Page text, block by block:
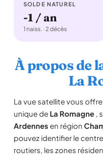
SOLDE NATUREL
-1 / an
1 naiss. · 2 décès
À propos de
La
La vue satellite vous
unique de La Romagne ,
Ardennes en région
pouvez identifier le
routiers, les zones